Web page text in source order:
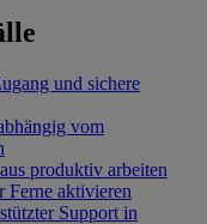
und sichere
vom
produktiv arbeiten
Ferne aktivieren
Support in